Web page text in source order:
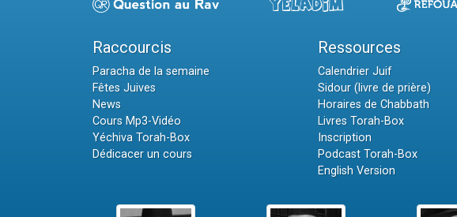
Raccourcis
Paracha de la semaine
Fêtes Juives
News
Cours Mp3-Vidéo
Yéchiva Torah-Box
Dédicacer un cours
Ressources
Calendrier Juif
Sidour (livre de prière)
Horaires de Chabbath
Livres Torah-Box
Inscription
Podcast Torah-Box
English Version